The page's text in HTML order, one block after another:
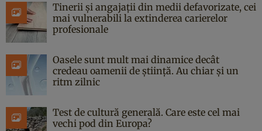
Tinerii și angajații din medii defavorizate, cei
mai vulnerabili la extinderea carierelor
profesionale
Oasele sunt mult mai dinamice decât
credeau oamenii de știință. Au chiar și un
ritm zilnic
Test de cultură generală. Care este cel mai
vechi pod din Europa?